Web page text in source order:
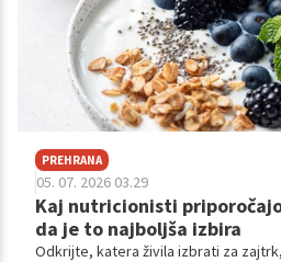
PREHRANA
05. 07. 2026 03.29
Kaj nutricionisti
da je to najboljša izbira
Odkrijte, katera živila izbrati za